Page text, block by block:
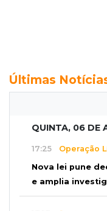
Últimas
QUINTA, 06 DE
17:25 Operação
Nova lei pune
e amplia